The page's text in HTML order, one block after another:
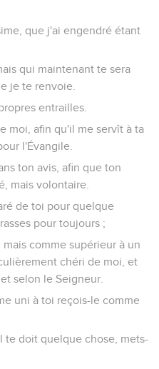
que j'ai engendré étant
qui maintenant te sera
je te renvoie.
entrailles.
moi, afin qu'il me servît à ta
l'Évangile.
ton avis, afin que ton
mais volontaire.
de toi pour quelque
pour toujours ;
comme supérieur à un
chéri de moi, et
selon le Seigneur.
uni à toi reçois-le comme
te doit quelque chose, mets-